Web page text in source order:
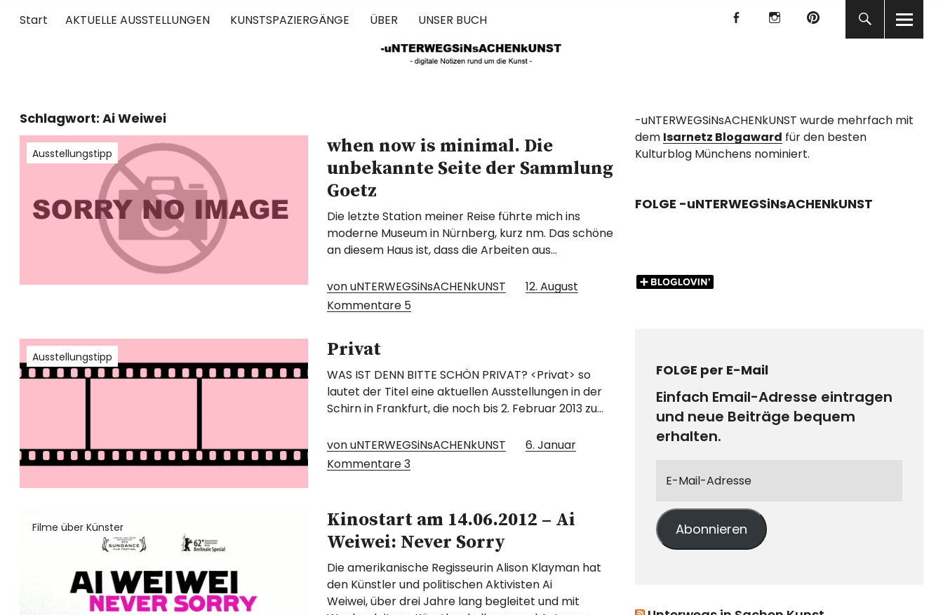
Start AKTUELLE AUSSTELLUNGEN KUNSTSPAZIERGÄNGE ÜBER UNSER BUCH
UNTERWEGS IN SACHEN KUNST
f I P
Schlagwort: Ai Weiwei
Ausstellungstipp
when now is minimal. Die
unbekannte Seite der Sammlung
Goetz
Die letzte Station meiner Reise führte mich ins
moderne Museum in Nürnberg, kurz nm. Das schöne
an diesem Haus ist, dass die Arbeiten aus…
von uNTERWEGSiNsACHENkUNST
12. August
Kommentare 5
Ausstellungstipp Privat
WAS IST DENN BITTE SCHÖN PRIVAT? <Privat> so
lautet der Titel eine aktuellen Ausstellungen in der
Schirn in Frankfurt, die noch bis 2. Februar 2013 zu…
von uNTERWEGSiNsACHENkUNST
6. Januar
Kommentare3
Filme über Künster
Kinostart am 14.06.2012 – Ai
Weiwei: Never Sorry
Die amerikanische Regisseurin Alison Klayman hat
den Künstler und politischen Aktivisten Ai
Weiwei, über drei Jahre lang begleitet und mit
-uNTERWEGSiNsACHENkUNST wurde mehrfach mit
dem Isarnetz Blogaward für den besten
Kulturblog Münchens nominiert.
FOLGE -uNTERWEGSiNsACHENkUNST
FOLGE per E-Mail
Einfach Email-Adresse eintragen
und neue Beiträge bequem
erhalten.
Abonnieren